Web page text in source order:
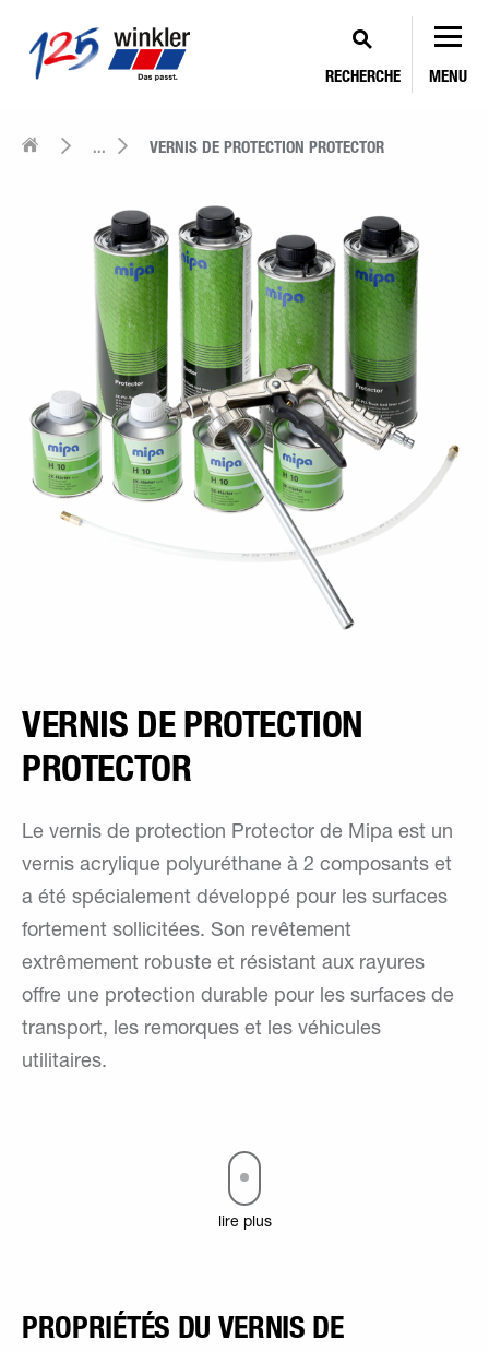
RECHERCHE MENU
... VERNIS DE PROTECTION PROTECTOR
VERNIS DE PROTECTION
PROTECTOR
Le vernis de protection Protector de Mipa est un
vernis acrylique polyuréthane à 2 composants et
a été spécialement développé pour les surfaces
fortement sollicitées. Son revêtement
extrêmement robuste et résistant aux rayures
offre une protection durable pour les surfaces de
transport, les remorques et les véhicules
utilitaires.
lire plus
PROPRIÉTÉS DU VERNIS DE